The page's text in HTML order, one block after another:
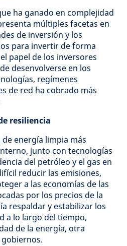
ha ganado en complejidad
múltiples facetas en
de inversión y los
para invertir de forma
papel de los inversores
desenvolverse en los
regímenes
de red ha cobrado más
resiliencia
energía limpia más
junto con tecnologías
del petróleo y el gas en
reducir las emisiones,
a las economías de las
por los precios de la
respaldar y estabilizar los
a lo largo del tiempo,
de la energía, otra